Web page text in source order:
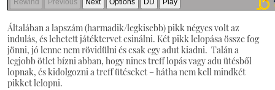
Általában a lapszám (harmadik/legkisebb) pikk négyes volt az
indulás, és lehetett játéktervet csinálni. Két pikk lelopása össze fog
jönni, jó lenne nem rövidülni és csak egy adut kiadni. Talán a
legjobb ötlet bízni abban, hogy nincs treff lopás vagy adu ütésből
lopnak, és kidolgozni a treff ütéseket – hátha nem kell mindkét
pikket lelopni.